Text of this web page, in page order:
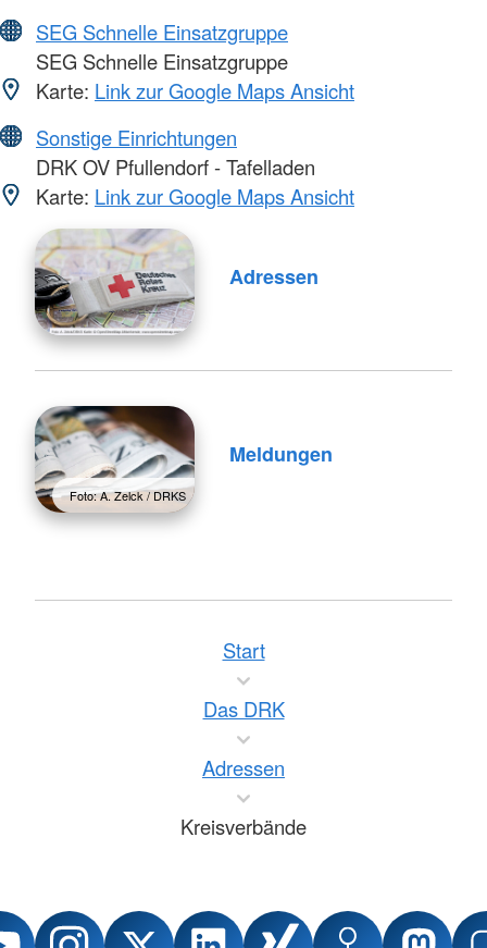
SEG Schnelle Einsatzgruppe
SEG Schnelle Einsatzgruppe
Karte: Link zur Google Maps Ansicht
Sonstige Einrichtungen
DRK OV Pfullendorf - Tafelladen
Karte: Link zur Google Maps Ansicht
Adressen
Foto: A. Zelck / DRKS
Meldungen
Start
Das DRK
Adressen
Kreisverbände